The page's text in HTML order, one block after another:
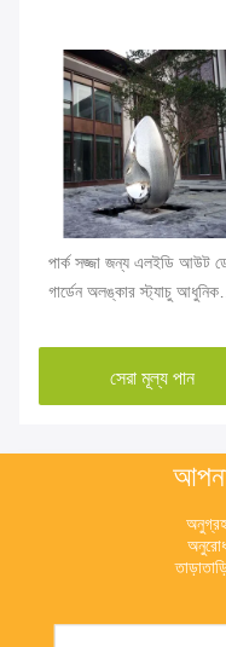
পার্ক সজ্জা জন্য এলইডি আউট
গার্ডেন অলঙ্কার স্ট্যাচু আধুনিক
সেরা মূল্য পান